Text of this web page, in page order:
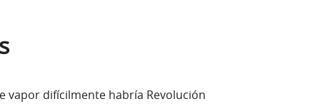
vapor difícilmente habría Revolución